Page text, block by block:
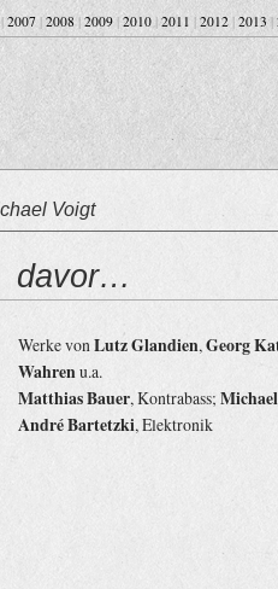
2007 | 2008 | 2009 | 2010| 2011 | 2012 | 2013|
Voigt
davor…
Werke vonLutz Glandien,Georg
Wahrenu.a.
Matthias Bauer, Kontrabass;
André Bartetzki, Elektronik